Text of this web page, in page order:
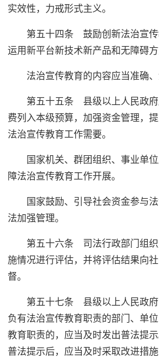
实效性，力戒形式主义。
第五十四条 鼓励创新法治宣
运用新平台新技术新产品和无障碍
法治宣传教育的内容应当准确
第五十五条 县级以上人民政
费列入本级预算，加强资金管理，
法治宣传教育工作需要。
国家机关、群团组织、事业单
障法治宣传教育工作开展。
国家鼓励、引导社会资金参与
法加强管理。
第五十六条 司法行政部门组
施情况进行评估，并将评估结果向
督。
第五十七条 县级以上人民政
负有法治宣传教育职责的部门、单
教育职责的，应当及时发出普法提
普法提示后，应当及时采取改进措施